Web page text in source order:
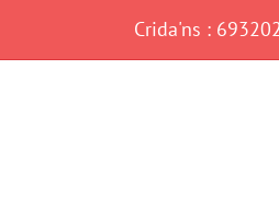
content
Crida'ns :